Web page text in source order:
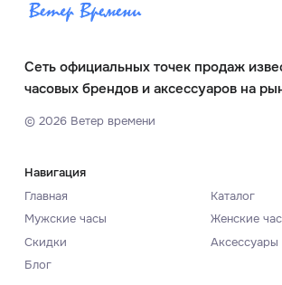
Сеть официальных точек продаж
часовых брендов и аксессуаров на
© 2026Ветер времени
Навигация
Главная
Каталог
Мужские часы
Женские
Скидки
Аксессуары
Блог